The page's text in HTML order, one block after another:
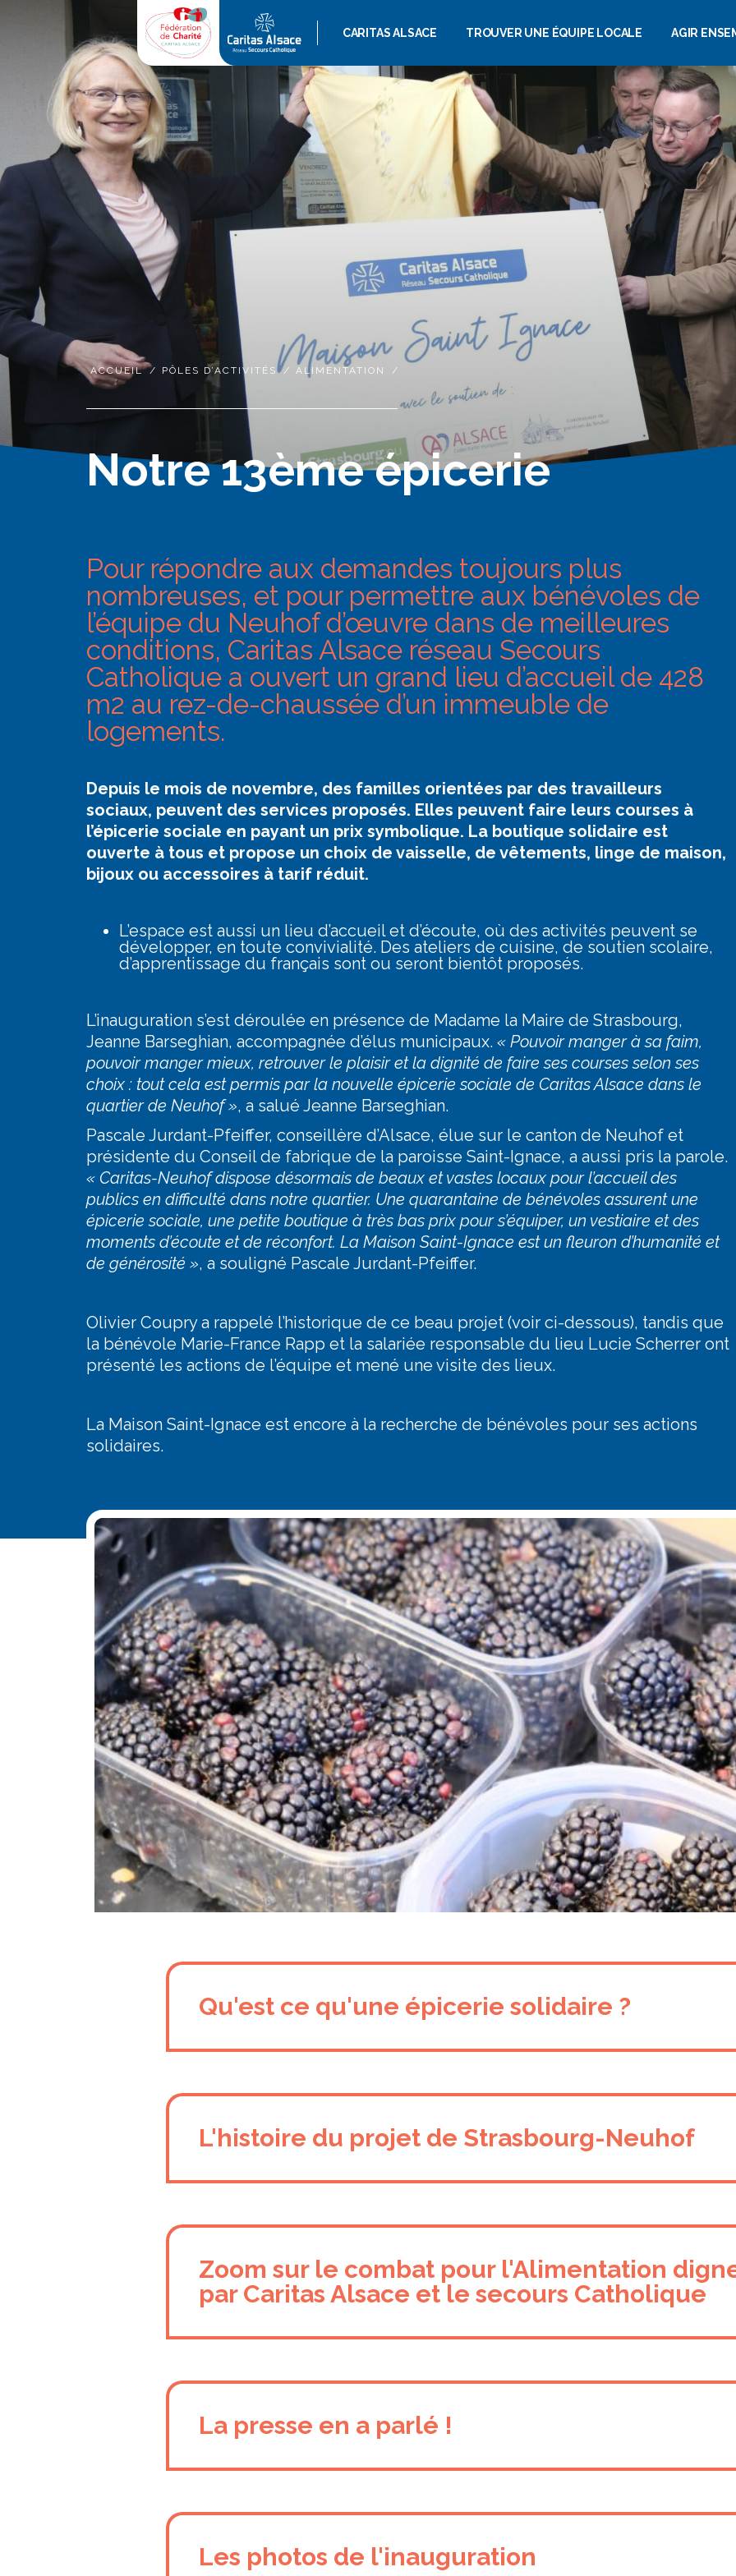
CARITAS ALSACE
ACTUALITÉS
AGENDA
GALERIE PHOTOS
ALIMENTATION
SOLIDARITÉS
FAMILIALES
CARCÉRAL
SOLIDARITÉ
INTERNATIONALE
JEUNES, ÉVEIL À LA
DÉVELOPPEMENT DES
COMPÉTENCES ET
ENGAGEMENT
ÉVÈNEMENTS
ÉQUIPES
VIDÉOS
PODCASTS
REVUE DE PRESSE
RAPPORT D’ACTIVITÉ
TROUVER UNE ÉQUIPE LOCALE AGIR
DEVENIR
DEVENIR
LEGS,
REJOINDRE
COMME
STAGIAIRE…
Pour répondre aux demandes toujours plus
nombreuses, et pour permettre aux bénévoles de
l’équipe du Neuhof d’œuvre dans de meilleures
conditions, Caritas Alsace réseau Secours
Catholique a ouvert un grand lieu d’accueil de 428
m2 au rez-de-chaussée d’un immeuble de
logements.
Depuis le mois de novembre, des familles orientées par des travailleurs
sociaux, peuvent des services proposés. Elles peuvent faire leurs courses à
l’épicerie sociale en payant un prix symbolique. La boutique solidaire est
ouverte à tous et propose un choix de vaisselle, de vêtements, linge de maison,
bijoux ou accessoires à tarif réduit.
L’espace est aussi un lieu d’accueil et d’écoute, où des activités peuvent se
développer, en toute convivialité. Des ateliers de cuisine, de soutien scolaire,
d’apprentissage du français sont ou seront bientôt proposés.
L’inauguration s’est déroulée en présence de Madame la Maire de Strasbourg,
Jeanne Barseghian, accompagnée d’élus municipaux. « Pouvoir manger à sa faim,
pouvoir manger mieux, retrouver le plaisir et la dignité de faire ses courses selon ses
choix : tout cela est permis par la nouvelle épicerie sociale de Caritas Alsace dans le
quartier de Neuhof », a salué Jeanne Barseghian.
Pascale Jurdant-Pfeiffer, conseillère d’Alsace, élue sur le canton de Neuhof et
présidente du Conseil de fabrique de la paroisse Saint-Ignace, a aussi pris la parole.
« Caritas-Neuhof dispose désormais de beaux et vastes locaux pour l’accueil des
publics en difficulté dans notre quartier. Une quarantaine de bénévoles assurent une
épicerie sociale, une petite boutique à très bas prix pour s’équiper, un vestiaire et des
moments d’écoute et de réconfort. La Maison Saint-Ignace est un fleuron d’humanité et
de générosité », a souligné Pascale Jurdant-Pfeiffer.
Olivier Coupry a rappelé l’historique de ce beau projet (voir ci-dessous), tandis que
la bénévole Marie-France Rapp et la salariée responsable du lieu Lucie Scherrer ont
présenté les actions de l’équipe et mené une visite des lieux.
La Maison Saint-Ignace est encore à la recherche de bénévoles pour ses actions
solidaires.
ACCUEIL / PÔLES D’ACTIVITÉS / ALIMENTATION /
Notre 13ème épicerie
Qu'est ce qu'une épicerie solidaire ?
L'histoire du projet de Strasbourg-Neuhof
Zoom sur le combat pour l'Alimentation
par Caritas Alsace et le secours Catholique
La presse en a parlé !
Les photos de l'inauguration